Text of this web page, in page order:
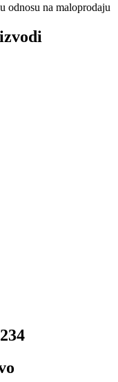
odnosu na maloprodaju